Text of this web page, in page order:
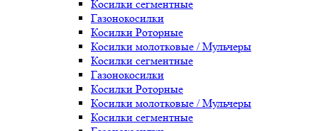
Косилки сегментные
Газонокосилки
Косилки Роторные
Косилки молотковые / Мульчеры
Косилки сегментные
Газонокосилки
Косилки Роторные
Косилки молотковые / Мульчеры
Косилки сегментные